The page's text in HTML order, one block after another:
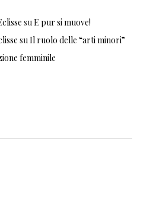
suE pur si muove!
suIl ruolo delle “arti minori”
femminile